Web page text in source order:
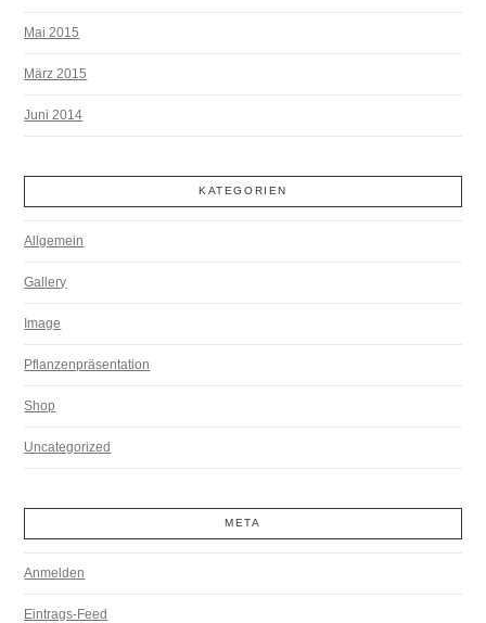
Mai 2015
März 2015
Juni 2014
KATEGORIEN
Allgemein
Gallery
Image
Pflanzenpräsentation
Shop
Uncategorized
META
Anmelden
Eintrags-Feed